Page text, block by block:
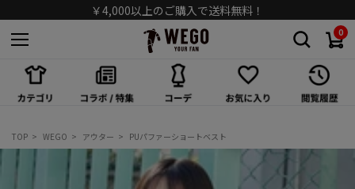
￥4,000以上のご購入で送料無料！
0
ワンピース/オールインワン
バッグ
TOP WEGO アウター PUパファーショートベスト